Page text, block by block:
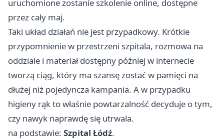
uruchomione zostanie szkolenie online, dostępne
przez cały maj.
Taki układ działań nie jest przypadkowy. Krótkie
przypomnienie w przestrzeni szpitala, rozmowa na
oddziale i materiał dostępny później w internecie
tworzą ciąg, który ma szansę zostać w pamięci na
dłużej niż pojedyncza kampania. A w przypadku
higieny rąk to właśnie powtarzalność decyduje o tym,
czy nawyk naprawdę się utrwala.
na podstawie: Szpital Łódź.